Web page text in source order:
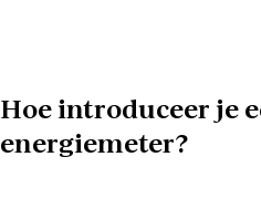
Hoe introduceer je
energiemeter?